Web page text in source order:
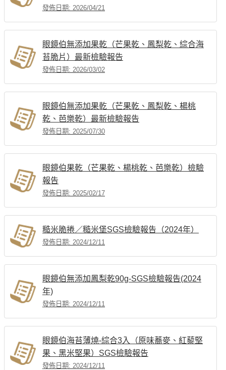
發佈日期: 2026/04/21
眼鏡伯無添加果乾（芒果乾、鳳梨乾、綜合海
苔脆片）最新檢驗報告
發佈日期: 2026/03/02
眼鏡伯無添加果乾（芒果乾、鳳梨乾、楊桃
乾、芭樂乾）最新檢驗報告
發佈日期: 2025/07/30
眼鏡伯果乾（芒果乾、楊桃乾、芭樂乾）檢驗
報告
發佈日期: 2025/02/17
糙米脆捲／糙米堡SGS檢驗報告（2024年）
發佈日期: 2024/12/11
眼鏡伯無添加鳳梨乾90g-SGS檢驗報告(2024
年)
發佈日期: 2024/12/11
眼鏡伯海苔薄燒-綜合3入（原味蕎麥、紅藜堅
果、黑米堅果）SGS檢驗報告
發佈日期: 2024/12/11